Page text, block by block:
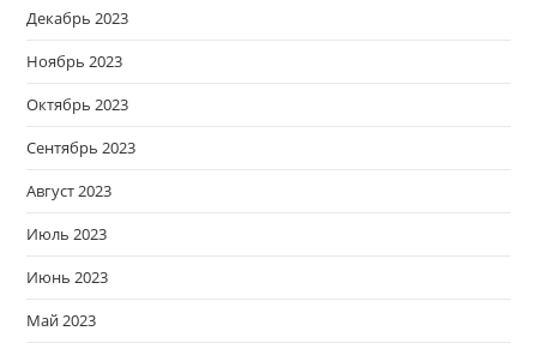
Декабрь 2023
Ноябрь 2023
Октябрь 2023
Сентябрь 2023
Август 2023
Июль 2023
Июнь 2023
Май 2023